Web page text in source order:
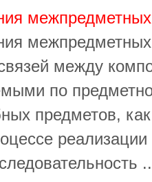
межпредметных
между
по
предметов,